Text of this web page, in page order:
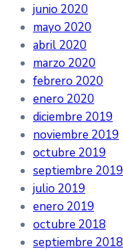
junio 2020
mayo 2020
abril 2020
marzo 2020
febrero 2020
enero 2020
diciembre 2019
noviembre 2019
octubre 2019
septiembre 2019
julio 2019
enero 2019
octubre 2018
septiembre 2018